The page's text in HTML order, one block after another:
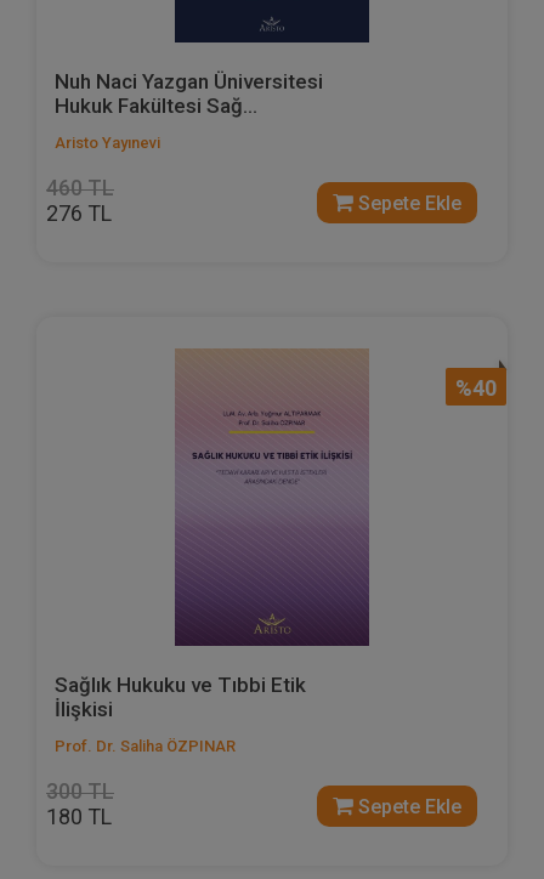
Nuh Naci Yazgan Üniversitesi
Hukuk Fakültesi Sağ...
Aristo Yayınevi
460 TL
276 TL Sepete Ekle
%40
Sağlık Hukuku ve Tıbbi Etik
İlişkisi
Prof. Dr. Saliha ÖZPINAR
300 TL
180 TL Sepete Ekle